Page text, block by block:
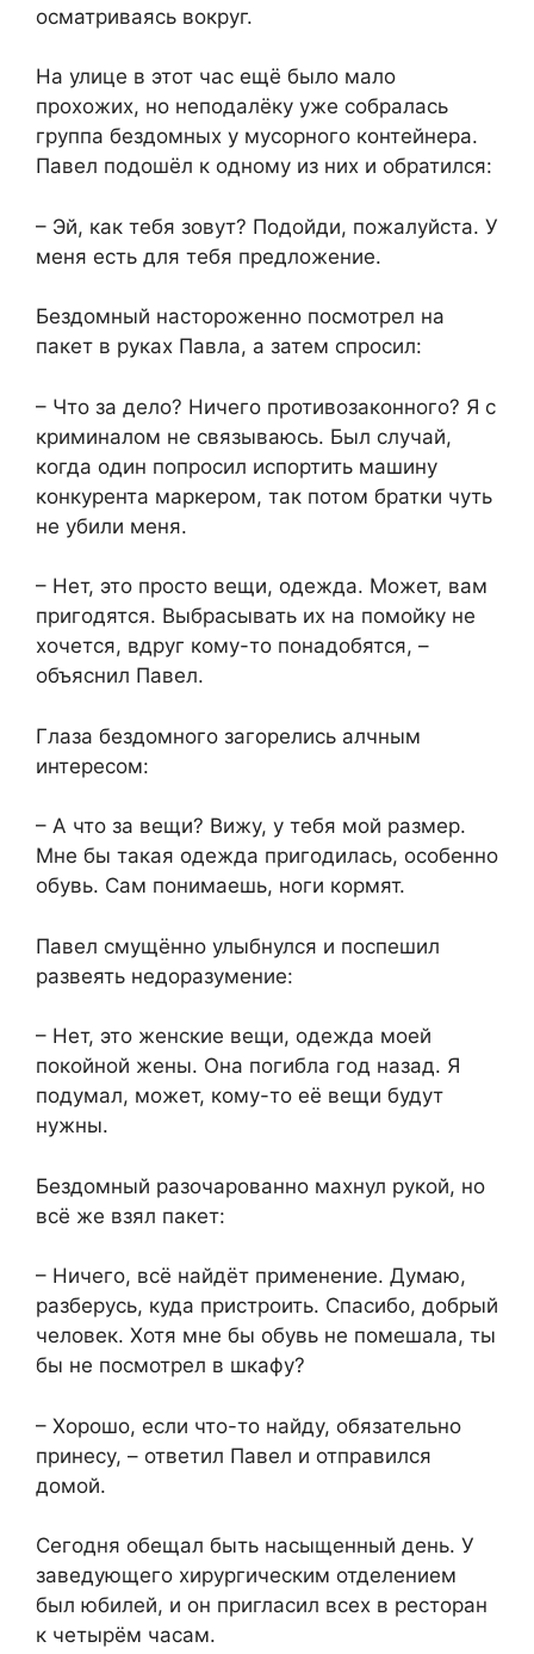
осматриваясь вокруг.
На улице в этот час ещё было мало
прохожих, но неподалёку уже собралась
группа бездомных у мусорного контейнера.
Павел подошёл к одному из них и обратился:
– Эй, как тебя зовут? Подойди, пожалуйста. У
меня есть для тебя предложение.
Бездомный настороженно посмотрел на
пакет в руках Павла, а затем спросил:
– Что за дело? Ничего противозаконного? Я с
криминалом не связываюсь. Был случай,
когда один попросил испортить машину
конкурента маркером, так потом братки чуть
не убили меня.
– Нет, это просто вещи, одежда. Может, вам
пригодятся. Выбрасывать их на помойку не
хочется, вдруг кому-то понадобятся, –
объяснил Павел.
Глаза бездомного загорелись алчным
интересом:
– А что за вещи? Вижу, у тебя мой размер.
Мне бы такая одежда пригодилась, особенно
обувь. Сам понимаешь, ноги кормят.
Павел смущённо улыбнулся и поспешил
развеять недоразумение:
– Нет, это женские вещи, одежда моей
покойной жены. Она погибла год назад. Я
подумал, может, кому-то её вещи будут
нужны.
Бездомный разочарованно махнул рукой, но
всё же взял пакет:
– Ничего, всё найдёт применение. Думаю,
разберусь, куда пристроить. Спасибо, добрый
человек. Хотя мне бы обувь не помешала, ты
бы не посмотрел в шкафу?
– Хорошо, если что-то найду, обязательно
принесу, – ответил Павел и отправился
домой.
Сегодня обещал быть насыщенный день. У
заведующего хирургическим отделением
был юбилей, и он пригласил всех в ресторан
к четырём часам.